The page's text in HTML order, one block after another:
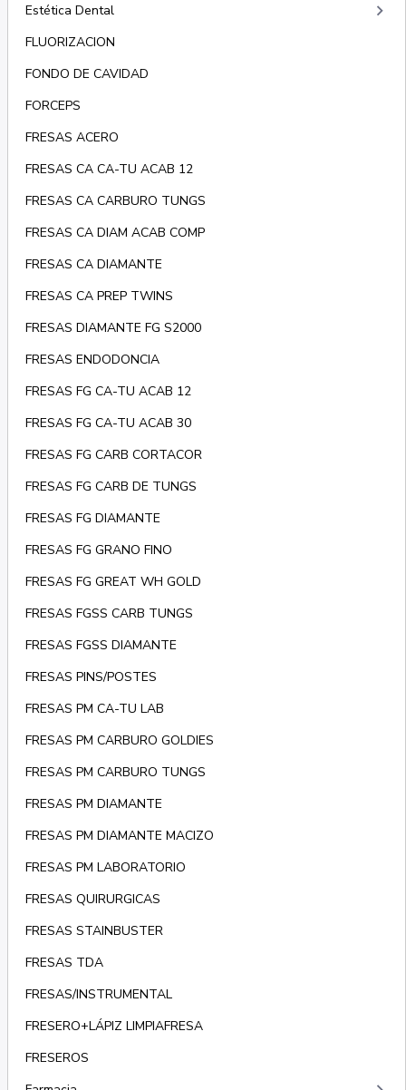
Estética Dental keyboard_arrow_right
FLUORIZACION
FONDO DE CAVIDAD
FORCEPS
FRESAS ACERO
FRESAS CA CA-TU ACAB 12
FRESAS CA CARBURO TUNGS
FRESAS CA DIAM ACAB COMP
FRESAS CA DIAMANTE
FRESAS CA PREP TWINS
FRESAS DIAMANTE FG S2000
FRESAS ENDODONCIA
FRESAS FG CA-TU ACAB 12
FRESAS FG CA-TU ACAB 30
FRESAS FG CARB CORTACOR
FRESAS FG CARB DE TUNGS
FRESAS FG DIAMANTE
FRESAS FG GRANO FINO
FRESAS FG GREAT WH GOLD
FRESAS FGSS CARB TUNGS
FRESAS FGSS DIAMANTE
FRESAS PINS/POSTES
FRESAS PM CA-TU LAB
FRESAS PM CARBURO GOLDIES
FRESAS PM CARBURO TUNGS
FRESAS PM DIAMANTE
FRESAS PM DIAMANTE MACIZO
FRESAS PM LABORATORIO
FRESAS QUIRURGICAS
FRESAS STAINBUSTER
FRESAS TDA
FRESAS/INSTRUMENTAL
FRESERO+LÁPIZ LIMPIAFRESA
FRESEROS